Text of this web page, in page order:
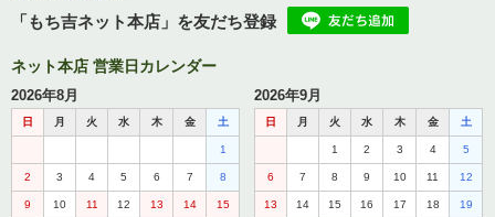
「もち吉ネット本店」を友だち登録
ネット本店 営業日カレンダー
2026年8月
日 月 火 水 木 金 土
1
2 3 4 5 6 7 8
9 10 11 12 13 14 15
2026年9月
日 月 火 水 木 金 土
1 2 3 4 5
6 7 8 9 10 11 12
13 14 15 16 17 18 19